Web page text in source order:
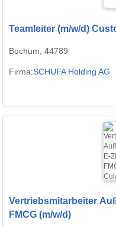
Teamleiter (m/w/d)
Bochum, 44789
Firma:SCHUFA Holding AG
Vertriebsmitarbeiter
FMCG (m/w/d)